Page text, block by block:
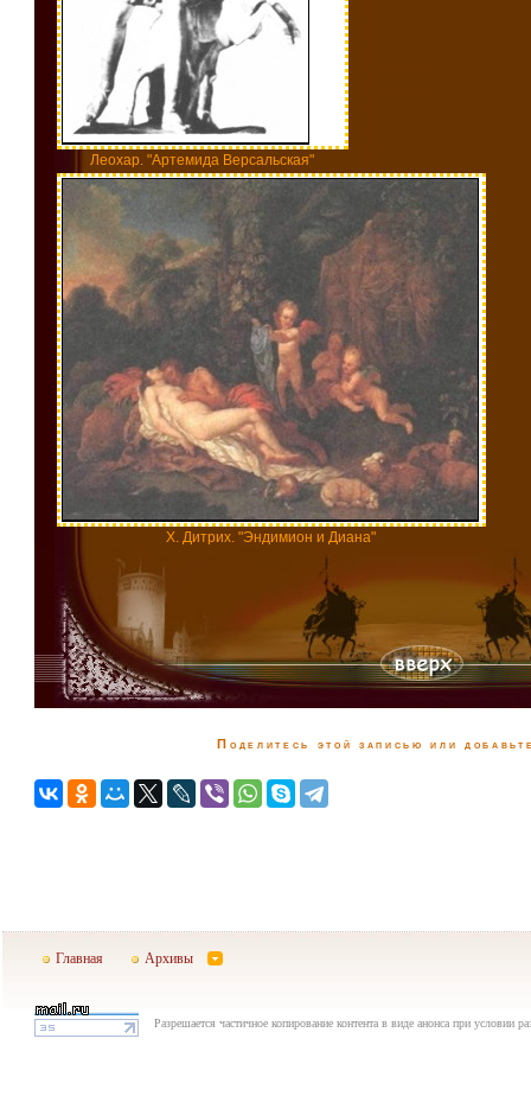
Леохар. "Артемида Версальская"
X. Дитрих. "Эндимион и Диана"
Поделитесь этой записью или
Главная Архивы
Разрешается частичное копирование контента в виде анонса при условии